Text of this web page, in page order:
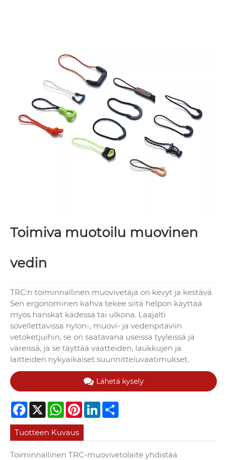
Toimiva muotoilu muovinen
vedin
TRC:n toiminnallinen muovivetäjä on kevyt ja kestävä.
Sen ergonominen kahva tekee siitä helpon käyttää
myös hanskat kädessä tai ulkona. Laajalti
sovellettavissa nylon-, muovi- ja vedenpitäviin
vetoketjuihin, se on saatavana useissa tyyleissä ja
väreissä, ja se täyttää vaatteiden, laukkujen ja
laitteiden nykyaikaiset suunnitteluvaatimukset.
Lähetä kysely
Facebook
X WhatsApp
PinterestLinkedIn
Tuotteen Kuvaus
Toiminnallinen TRC-muovivetolaite yhdistää